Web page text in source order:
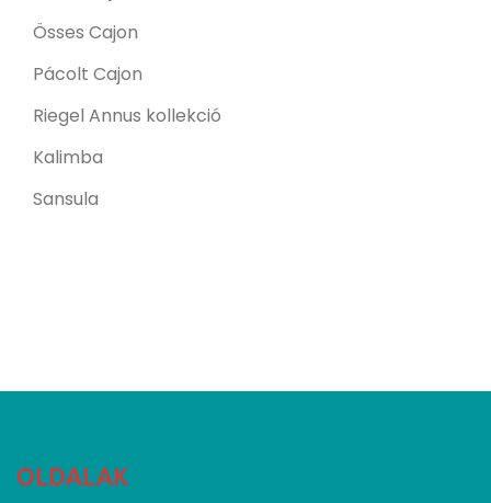
Össes Cajon
Pácolt Cajon
Riegel Annus kollekció
Kalimba
Sansula
OLDALAK